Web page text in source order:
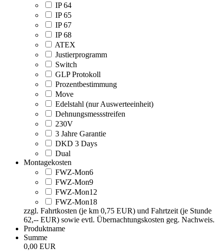
IP 64
IP 65
IP 67
IP 68
ATEX
Justierprogramm
Switch
GLP Protokoll
Prozentbestimmung
Move
Edelstahl (nur Auswerteeinheit)
Dehnungsmessstreifen
230V
3 Jahre Garantie
DKD 3 Days
Dual
Montagekosten
FWZ-Mon6
FWZ-Mon9
FWZ-Mon12
FWZ-Mon18
zzgl. Fahrtkosten (je km 0,75 EUR) und Fahrtzeit (je Stunde
62,-- EUR) sowie evtl. Übernachtungskosten geg. Nachweis.
Produktname
Summe
0,00 EUR